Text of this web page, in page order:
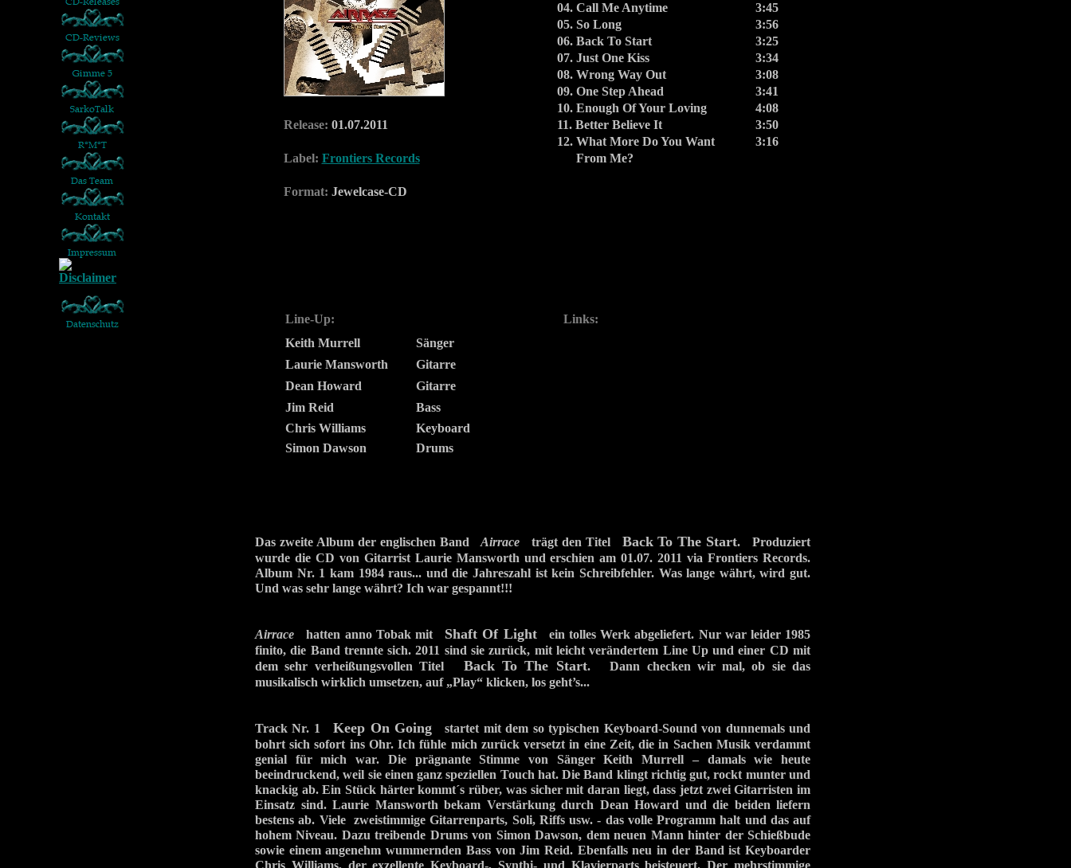
04. Call Me Anytime
3:45
05. So Long
3:56
06. Back To Start
3:25
07. Just One Kiss
3:34
08. Wrong Way Out
3:08
09. One Step Ahead
3:41
10. Enough Of Your Loving
4:08
Release: 01.07.2011 11. Better Believe It
3:50
12. What More Do You Want
3:16
Label: Frontiers Records From Me?
Format: Jewelcase-CD
Line-Up:
Links:
Keith Murrell
Sänger
Laurie Mansworth
Gitarre
Dean Howard
Gitarre
Jim Reid
Bass
Chris Williams
Keyboard
Simon Dawson
Drums
Das zweite Album der englischen BandAirrace trägt den Titel Back To The Start. Produziert
wurde die CD von Gitarrist Laurie Mansworth und erschien am 01.07. 2011 via Frontiers Records.
Album Nr. 1 kam 1984 raus... und die Jahreszahl ist kein Schreibfehler. Was lange währt, wird gut.
Und was sehr lange währt? Ich war gespannt!!!
Airrace hatten anno Tobak mit Shaft Of Lightein tolles Werk abgeliefert. Nur war leider 1985
finito, die Band trennte sich. 2011 sind sie zurück, mit leicht verändertem Line Up und einer CD mit
dem sehr verheißungsvollen Titel Back To The Start. Dann checken wir mal, ob sie das
musikalisch wirklich umsetzen, auf „Play“ klicken, los geht’s...
Track Nr. 1Keep On Going startet mit dem so typischen Keyboard-Sound von dunnemals und
bohrt sich sofort ins Ohr. Ich fühle mich zurück versetzt in eine Zeit, die in Sachen Musik verdammt
genial für mich war. Die prägnante Stimme von Sänger Keith Murrell – damals wie heute
beeindruckend, weil sie einen ganz speziellen Touch hat. Die Band klingt richtig gut, rockt munter und
knackig ab. Ein Stück härter kommt´s rüber, was sicher mit daran liegt, dass jetzt zwei Gitarristen im
Einsatz sind. Laurie Mansworth bekam Verstärkung durch Dean Howard und die beiden liefern
bestens ab. Viele zweistimmige Gitarrenparts, Soli, Riffs usw. - das volle Programm halt und das auf
hohem Niveau. Dazu treibende Drums von Simon Dawson, dem neuen Mann hinter der Schießbude
sowie einem angenehm wummernden Bass von Jim Reid. Ebenfalls neu in der Band ist Keyboarder
Chris Williams, der exzellente Keyboard-, Synthi- und Klavierparts beisteuert. Der mehrstimmige